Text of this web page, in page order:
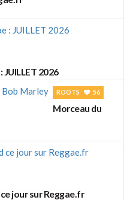
2026
ROOTS 56
Morceau du
jour sur Reggae.fr